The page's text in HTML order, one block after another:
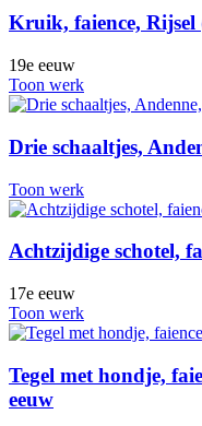
Kruik, faience, Rijsel
19e eeuw
Toon werk
Drie schaaltjes,
Toon werk
Achtzijdige schotel,
17e eeuw
Toon werk
Tegel met hondje,
eeuw